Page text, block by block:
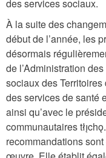
des services sociaux.
À la suite des
début de l’année, les
désormais
de l’Administration
sociaux des Territoires
des services de santé
ainsi qu’avec le
communautaires
recommandations